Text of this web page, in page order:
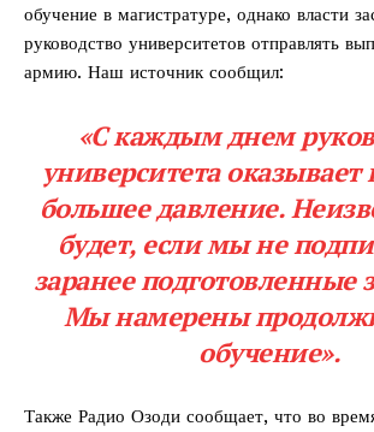
обучение в магистратуре, однако власти
руководство университетов отправлять
армию. Наш источник сообщил:
«С каждым днем
университета оказывает
большее давление.
будет, если мы не
заранее подготовленные
Мы намерены
обучение».
Также Радио Озоди сообщает, что во